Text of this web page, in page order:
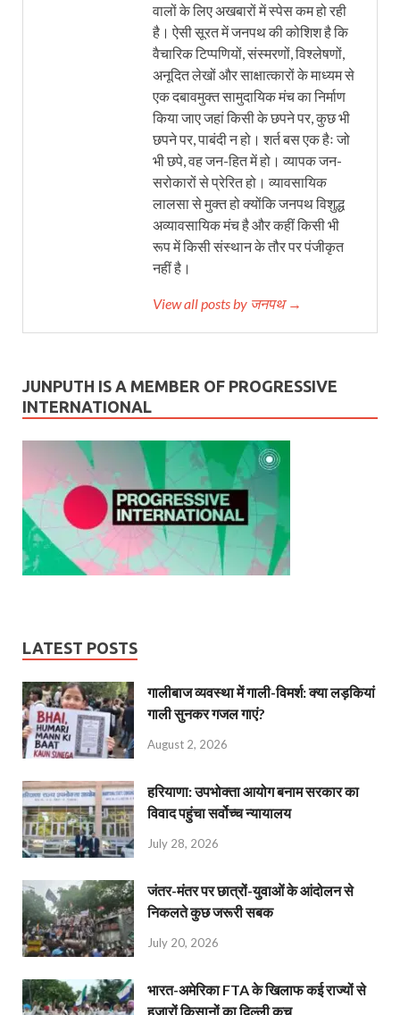
वालों के लिए अखबारों में स्पेस कम हो रही
है। ऐसी सूरत में जनपथ की कोशिश है कि
वैचारिक टिप्पणियों, संस्मरणों, विश्लेषणों,
अनूदित लेखों और साक्षात्कारों के माध्यम से
एक दबावमुक्त सामुदायिक मंच का निर्माण
किया जाए जहां किसी के छपने पर, कुछ भी
छपने पर, पाबंदी न हो। शर्त बस एक हैः जो
भी छपे, वह जन-हित में हो। व्यापक जन-
सरोकारों से प्रेरित हो। व्यावसायिक
लालसा से मुक्त हो क्योंकि जनपथ विशुद्ध
अव्यावसायिक मंच है और कहीं किसी भी
रूप में किसी संस्थान के तौर पर पंजीकृत
नहीं है।
View all posts by जनपथ →
JUNPUTH IS A MEMBER OF PROGRESSIVE
INTERNATIONAL
LATEST POSTS
गालीबाज व्‍यवस्‍था में गाली-विमर्श: क्या लड़कियां
गाली सुनकर गजल गाएं?
August 2, 2026
हरियाणा: उपभोक्ता आयोग बनाम सरकार का
विवाद पहुंचा सर्वोच्च न्यायालय
July 28, 2026
जंतर-मंतर पर छात्रों-युवाओं के आंदोलन से
निकलते कुछ जरूरी सबक
July 20, 2026
भारत-अमेरिका FTA के खिलाफ कई राज्यों से
हजारों किसानों का दिल्ली कूच